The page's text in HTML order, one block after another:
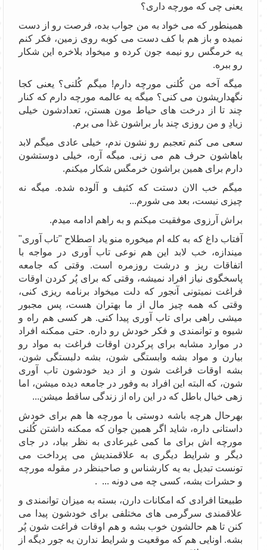
یعنی چی که مورچه داری؟
همینطور که می خواد به من جواب بده، فرصت رو از دست
نمیده و باز هم با کف دست می کوبه روی زمین، فکر کنم
یه خرمگس رو نیمه جون کرده و میخواد بلاخره این شکار
رو ببره.
میگه آخه من کُلنی مورچه دارم! میگم کُلنی؟ یعنی کجا
نگهداریشون می کنی؟ میگه یه عالمه مورچه دارم که کنار
چند تا از درخت های حیاط مون هستن، تعدادشون خیلی
زیادِ و من روزی چند بار براشون غذا می برم.
سعی می کنم تعجبم رو نشون ندم، خیلی عادی میگم لابد
باهاشون حرف هم می زنی. میگه آره، خیلی دوستشون
دارم برای همین براشون خرمگس شکار میکنم.
میگم خب الان دستت که کثیف و آلوده شده. میگه نه
چیزی نیست، بعد می شورم...
براش آرزوی موفقیت میکنم و به راهم ادامه میدم.
آفتاب داغ که به کله ام میخوره منو یاد اصطلاح "تاب آوری"
میندازه، خب لابد این هم نوعی تاب آوری در مواجه با
اتفاقات ریز و درشت روزمره است. وقتی که جامعه
پاسخگوی نیاز افراد نمیشه، وقتی که برای پُر کردن اوقات
فراغت نمیتونی آنجور که دلت میخواد برنامه ریزی کنی،
وقتی که همه چیز مال از ما بهتران هست، پس مجبور
میشی راهی برای تاب آوری پیدا کنی. هر کسی هم راه و
شیوه و توانمندی و فکر خودش رو داره. حتی ممکنه افراد
در موارد مشابه برای پرکردن اوقات فراغت به مواد رو
بیارن و مواد بشه وابستگی شون، بشه دلبستگی شون،
بشه اوقات فراغت شون و از دید خودشون تاب آوری
شون، که البته این افراد به وفور در جامعه دیده میشن، اما
زهی خیال باطل که در این راه از زندگی ساقط میشن...
بهرحال هرچه باشه دوستی با مورچه ها هم برای خودش
داستانی داره، شاید اگر همین جوان که ممکنه داشتن کُلنی
مورچه اش برای ما کمی غیرعادی به نظر بیاد، در جای
دیگر و شرایط دیگری به علاقمندیش می پرداخت می
تونست تبدیل به یه کارشناس و صاحبنظر در مقوله مورچه
و حشرات بشه، کسی چه می دونه ... .
طبیعتا افرادی که امکانات دارن، بسته به میزان توانمندی و
علاقمندی سرگرمی های مختلفی برای خودشون پیدا می
کنن تا هم حالشون خوب بشه و هم اوقات فراغت شون پُر
بشه. اونایی هم که موقعیت و شرایط ندارن یه جور دیگه از